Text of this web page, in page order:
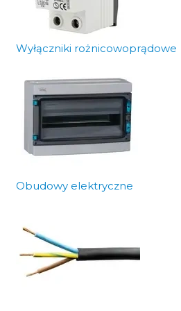
Wyłączniki rożnicowoprądowe
Obudowy elektryczne